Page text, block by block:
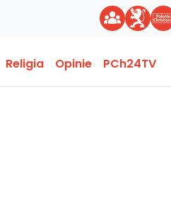
Religia Opinie PCh24TV